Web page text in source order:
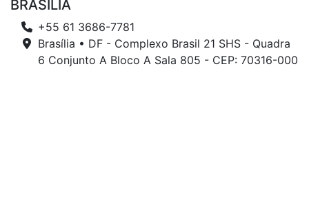
BRASÍLIA
+55 61 3686-7781
Brasília • DF - Complexo Brasil 21 SHS - Quadra
6 Conjunto A Bloco A Sala 805 - CEP: 70316-000